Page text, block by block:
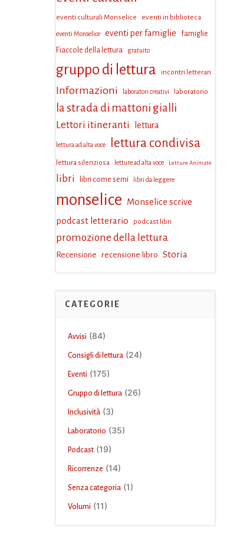
eventi culturali Monselice eventi in biblioteca
eventi Monselice eventi per famiglie
famiglie
Fiaccole della lettura
gratuito
gruppo di lettura incontri letterari
Informazioni laboratori creativi laboratorio
la strada di mattoni gialli
Lettori itineranti lettura
lettura ad alta voce lettura condivisa
lettura silenziosa letture ad alta voce Letture Animate
libri libri come semi libri da leggere
monselice Monselice scrive
podcast letterario
podcast libri
promozione della lettura
Recensione recensione libro Storia
CATEGORIE
Avvisi (84)
Consigli di lettura(24)
Eventi (175)
Gruppo di lettura(26)
Inclusività(3)
Laboratorio (35)
Podcast(19)
Ricorrenze (14)
Senza categoria(1)
Volumi (11)